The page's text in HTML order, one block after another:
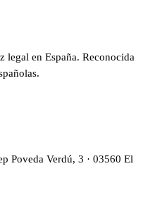
legal en España. Reconocida
Poveda Verdú, 3 · 03560 El